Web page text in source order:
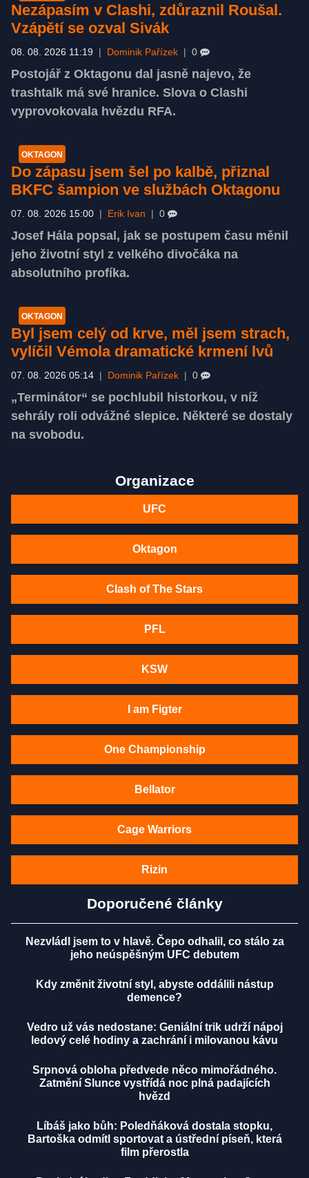
Nezápasím v Clashi, zdůraznil Roušal.
Vzápětí se ozval Sivák
08. 08. 2026 11:19 Dominik Pařízek 0
Postojář z Oktagonu dal jasně najevo, že
trashtalk má své hranice. Slova o Clashi
vyprovokovala hvězdu RFA.
OKTAGON
Do zápasu jsem šel po kalbě, přiznal
BKFC šampion ve službách Oktagonu
07. 08. 2026 15:00 Erik Ivan 0
Josef Hála popsal, jak se postupem času měnil
jeho životní styl z velkého divočáka na
absolutního profíka.
OKTAGON
Byl jsem celý od krve, měl jsem strach,
vylíčil Vémola dramatické krmení lvů
07. 08. 2026 05:14 Dominik Pařízek 0
„Terminátor“ se pochlubil historkou, v níž
sehrály roli odvážné slepice. Některé se dostaly
na svobodu.
Organizace
UFC
Oktagon
Clash of The Stars
PFL
KSW
I am Figter
One Championship
Bellator
Cage Warriors
Rizin
Doporučené články
Nezvládl jsem to v hlavě. Čepo odhalil, co stálo za
jeho neúspěšným UFC debutem
Kdy změnit životní styl, abyste oddálili nástup
demence?
Vedro už vás nedostane: Geniální trik udrží nápoj
ledový celé hodiny a zachrání i milovanou kávu
Srpnová obloha předvede něco mimořádného.
Zatmění Slunce vystřídá noc plná padajících
hvězd
Líbáš jako bůh: Poledňáková dostala stopku,
Bartoška odmítl sportovat a ústřední píseň, která
film přerostla